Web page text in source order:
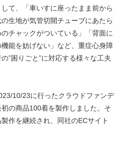
て、「車いすに座ったまま前から
生地が気管切開チューブにあたら
チャックがついている」「背面に
能を妨げない」など、重症心身障
”困りごと”に対応する様々な工夫
10/23に行ったクラウドファンデ
の商品100着を製作しました。そ
作を継続され、同社のECサイト